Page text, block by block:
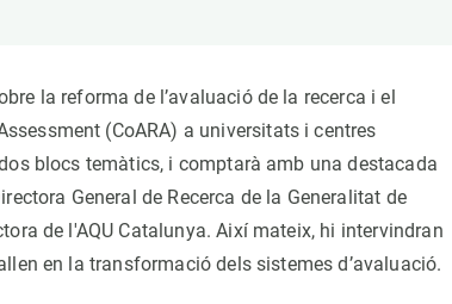
la reforma de l’avaluació de la recerca i el
(CoARA) a universitats i centres
blocs temàtics, i comptarà amb una destacada
General de Recerca de la Generalitat de
de l'AQU Catalunya. Així mateix, hi intervindran
en la transformació dels sistemes d’avaluació.
Desenvolupament de carrera
Seminaris i activitats internes
T’oferim formació